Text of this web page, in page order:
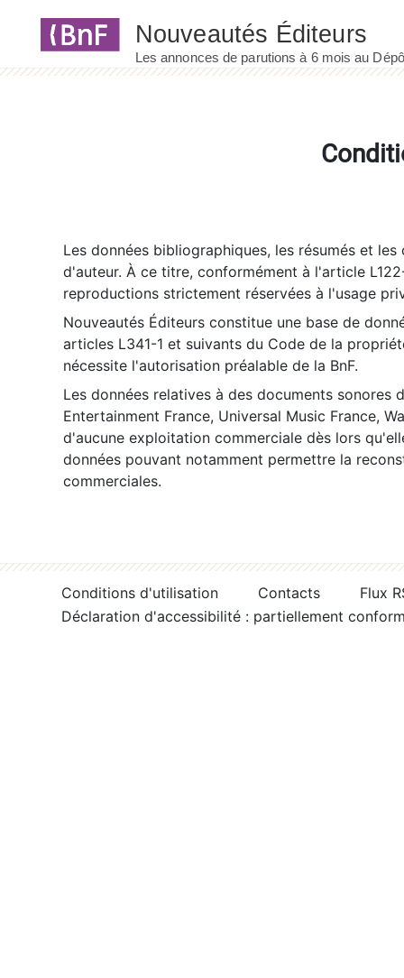
Les données bibliographiques, les résumés et
d'auteur. À ce titre, conformément à l'article
reproductions strictement réservées à l'usage
Nouveautés Éditeurs constitue une base de
articles L341-1 et suivants du Code de la
nécessite l'autorisation préalable de la BnF.
Les données relatives à des documents sonores
Entertainment France, Universal Music France,
d'aucune exploitation commerciale dès lors
données pouvant notamment permettre la
commerciales.
Conditions d'utilisation Contacts
Flux
Déclaration d'accessibilité : partiellement